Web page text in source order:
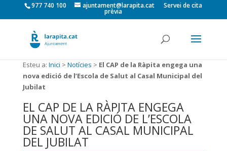
977 740 100 ajuntament@larapita.cat Servei de cita
prèvia
Esteu a: Inici > Notícies > El CAP de la Ràpita engega una
nova edició de l’Escola de Salut al Casal Municipal del
Jubilat
EL CAP DE LA RÀPITA ENGEGA
UNA NOVA EDICIÓ DE L’ESCOLA
DE SALUT AL CASAL MUNICIPAL
DEL JUBILAT